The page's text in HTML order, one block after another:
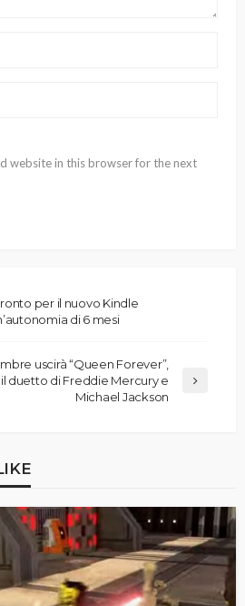
website in this browser for the next
per il nuovo Kindle
di 6 mesi
uscirà “Queen Forever”,
il duetto di Freddie Mercury e
Michael Jackson